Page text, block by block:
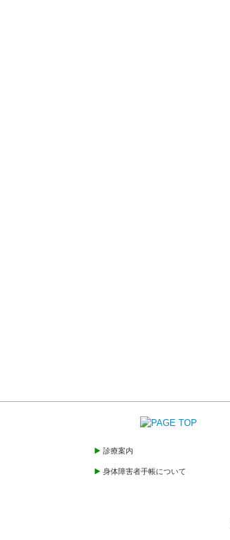
診療案内
身体障害者手帳について